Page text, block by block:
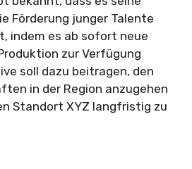
Förderung junger Talente
indem es ab sofort neue
zur Verfügung
soll dazu beitragen, den
in der Region anzugehen
Standort XYZ langfristig zu